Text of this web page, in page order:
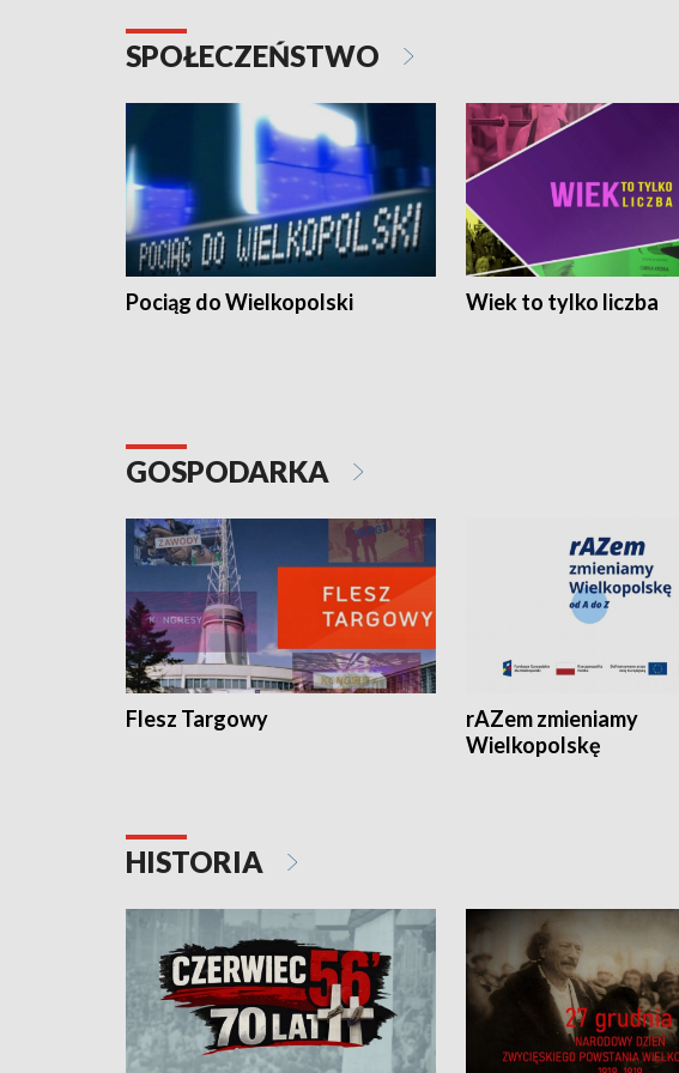
SPOŁECZEŃSTWO
Pociąg do Wielkopolski Wiek to tylko liczba
GOSPODARKA
Flesz Targowy
rAZem zmieniamy
Wielkopolskę
HISTORIA